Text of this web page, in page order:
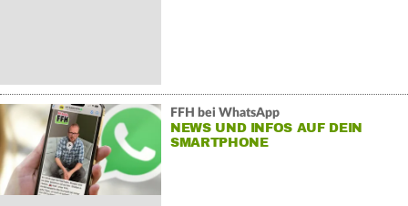
FFH bei WhatsApp
NEWS UND INFOS AUF DEIN
SMARTPHONE